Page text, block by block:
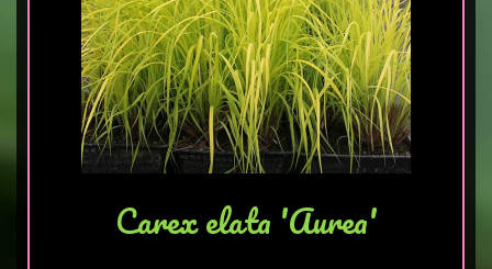
Carex elata 'Aurea'